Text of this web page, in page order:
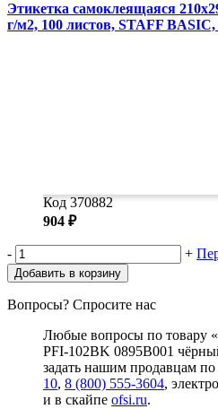
Этикетка самоклеящаяся
г/м2, 100 листов, STAFF BASIC,
Код 370882
904 ₽
- +
Добавить в корзину
Вопросы? Спросите нас
Любые вопросы по товару
PFI-102BK 0895B001
задать нашим продавцам
10, 8 (800) 555-3604,
и в скайпе ofsi.ru.